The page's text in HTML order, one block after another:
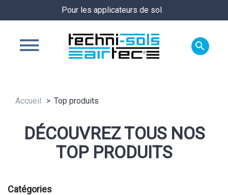
Pour les applicateurs de sol

Accueil Top produits
DÉCOUVREZ TOUS NOS
TOP PRODUITS
Catégories